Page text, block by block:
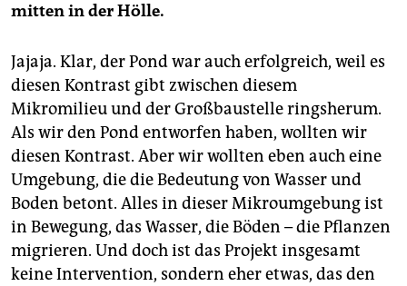
mitten in der Hölle.
Jajaja. Klar, der Pond war auch erfolgreich, weil es
diesen Kontrast gibt zwischen diesem
Mikromilieu und der Großbaustelle ringsherum.
Als wir den Pond entworfen haben, wollten wir
diesen Kontrast. Aber wir wollten eben auch eine
Umgebung, die die Bedeutung von Wasser und
Boden betont. Alles in dieser Mikroumgebung ist
in Bewegung, das Wasser, die Böden – die Pflanzen
migrieren. Und doch ist das Projekt insgesamt
keine Intervention, sondern eher etwas, das den